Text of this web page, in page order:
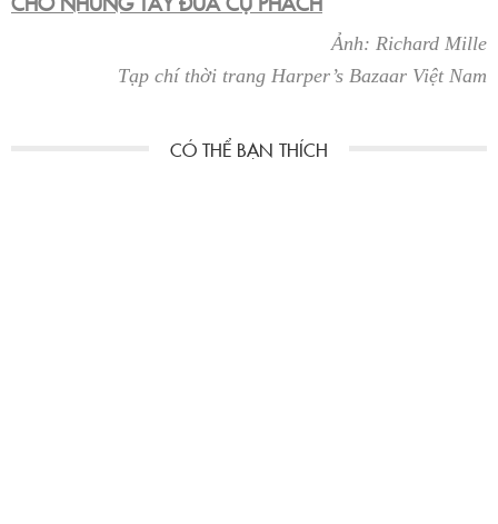
Ảnh: Richard Mille
Tạp chí thời trang Harper’s Bazaar Việt Nam